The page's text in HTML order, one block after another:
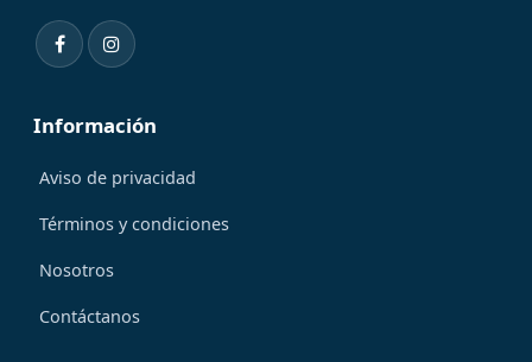
Información
Aviso de privacidad
Términos y condiciones
Nosotros
Contáctanos